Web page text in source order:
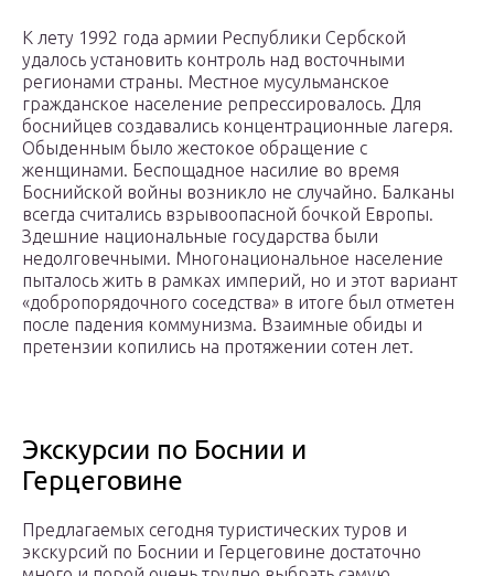
К лету 1992 года армии Республики Сербской
удалось установить контроль над восточными
регионами страны. Местное мусульманское
гражданское население репрессировалось. Для
боснийцев создавались концентрационные лагеря.
Обыденным было жестокое обращение с
женщинами. Беспощадное насилие во время
Боснийской войны возникло не случайно. Балканы
всегда считались взрывоопасной бочкой Европы.
Здешние национальные государства были
недолговечными. Многонациональное население
пыталось жить в рамках империй, но и этот вариант
«добропорядочного соседства» в итоге был отметен
после падения коммунизма. Взаимные обиды и
претензии копились на протяжении сотен лет.
Экскурсии по Боснии и
Герцеговине
Предлагаемых сегодня туристических туров и
экскурсий по Боснии и Герцеговине достаточно